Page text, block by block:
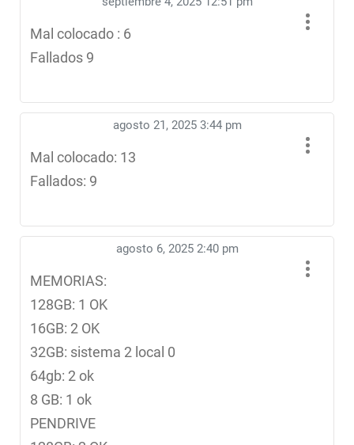
Mal colocado : 6
Fallados 9
agosto 21, 2025 3:44 pm
Mal colocado: 13
Fallados: 9
agosto 6, 2025 2:40 pm
MEMORIAS:
128GB: 1 OK
16GB: 2 OK
32GB: sistema 2 local 0
64gb: 2 ok
8 GB: 1 ok
PENDRIVE